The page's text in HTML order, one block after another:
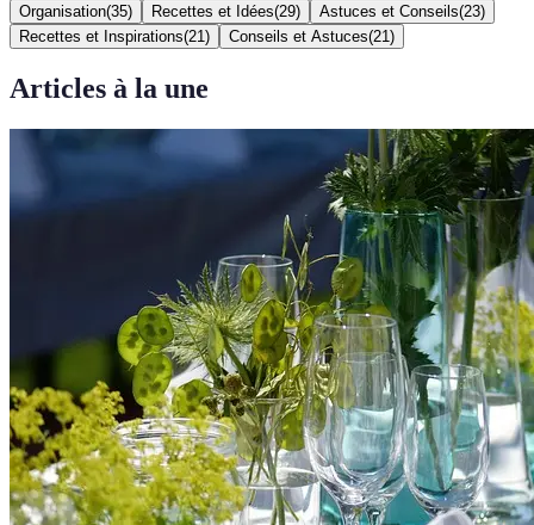
Organisation(35) Recettes et Idées(29) Astuces et Conseils(23)
Recettes et Inspirations(21 ) Conseils et Astuces(21 )
Articles à la une